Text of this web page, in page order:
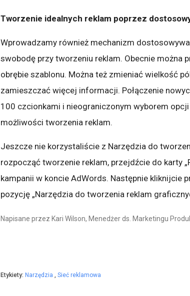
Tworzenie idealnych reklam poprzez
Wprowadzamy również mechanizm
swobodę przy tworzeniu reklam. Obecnie można
obrębie szablonu. Można też zmieniać wielkość
zamieszczać więcej informacji. Połączenie
100 czcionkami i nieograniczonym wyborem
możliwości tworzenia reklam.
Jeszcze nie korzystaliście z Narzędzia do
rozpocząć tworzenie reklam, przejdźcie do karty
kampanii w koncie AdWords. Następnie kliknijcie
pozycję „Narzędzia do tworzenia reklam
Napisane przez Kari Wilson, Menedżer ds. Marketingu
Etykiety: Narzędzia , Sieć reklamowa